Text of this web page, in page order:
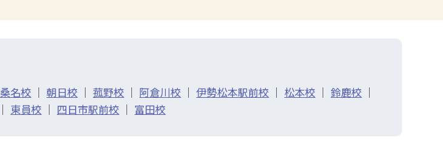
桑名校 ｜朝日校 ｜菰野校 ｜ 阿倉川校 ｜伊勢松本駅前校 ｜ 松本校 ｜鈴鹿校 ｜
｜ 東員校 ｜ 四日市駅前校 ｜ 富田校